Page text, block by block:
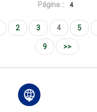
Página ::
4
2 3 4 5
9 >>